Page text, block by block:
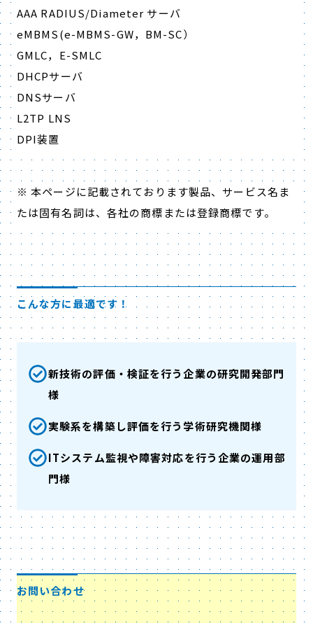
AAA RADIUS/Diameter サーバ
eMBMS(e-MBMS-GW，BM-SC）
GMLC，E-SMLC
DHCPサーバ
DNSサーバ
L2TP LNS
DPI装置
※ 本ページに記載されております製品、サービス名ま
たは固有名詞は、各社の商標または登録商標です。
こんな方に最適です！
新技術の評価・検証を行う企業の研究開発部門
様
実験系を構築し評価を行う学術研究機関様
ITシステム監視や障害対応を行う企業の運用部
門様
お問い合わせ